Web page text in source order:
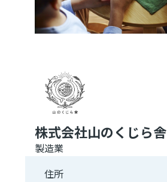
株式会社山のくじら舎
製造業
住所